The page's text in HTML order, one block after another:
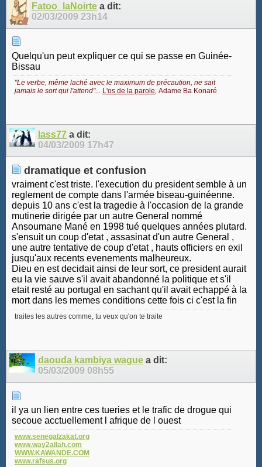
Fatoo_laNoirte a dit:
02/03/200923h14
Quelqu'un peut expliquer ce qui se passe en Guinée-
Bissau
"Le verbe, même laché avec le maximum de précaution, ne sait
jamais le sort qui l'attend"... L'os de la parole Adame Ba Konaré
lass77 a dit:
04/03/2009 17h47
dramatique et confusion
vraiment c'est triste. l'execution du president semble à un
reglement de compte dans l'armée biseau-guinéenne.
depuis 10 ans c'est la tragedie à l'occasion de la grande
mutinerie dirigée par un autre General nommé
Ansoumane Mané en 1998 tué quelques années plutard.
s'ensuit un coup d'etat , assasinat d'un autre General ,
une autre tentative de coup d'etat , hauts officiers en exil
jusqu'aux recents evenements malheureux.
Dieu en est decidait ainsi de leur sort, ce president aurait
eu la vie sauve s'il avait abandonné la politique et s'il
etait resté au portugal en sachant qu'il avait echappé à la
mort dans les memes conditions cette fois ci c'est la fin
traites les autres comme, tu veux qu'on te traite
daouda kambiya wague a dit:
05/03/2009 08h55
il ya un lien entre ces tueries et le trafic de drogue qui
secoue acctuellement l afrique de l ouest
www.senegalzakat.org
www.way2allah.com
WWW.KAWANDE.COM
www.rafsus.org